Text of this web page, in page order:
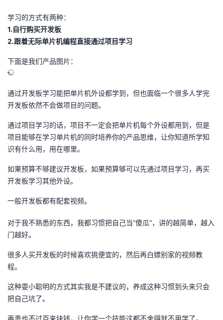
学习的方式有两种：
1.自行购买开发板
2.跟着无际单片机编程直接通过项目学习
下面是我们产品图片：
通过开发板学习能把单片机外设都学到，但也面临一个很多人学完
开发板依然不会做项目的问题。
通过项目学习的话，项目不一定会把单片机每个外设都用到，但是
项目能够在学习单片机的同时培养你的产品思维，让你知道所学知
识有什么用，用在哪里。
如果预算不够建议开发板，如果预算够可以先通过项目学习，再买
开发板学习其他外设。
一般开发板都有配套视频。
对于我不熟悉的东西，我都习惯把自己当”傻瓜“，讲的越简单，越入
门越好。
很多人买开发板的时候喜欢挑便宜的，然后再白嫖别家的视频教
程。
这种耍小聪明的方式其实我是不建议的，养成这种习惯到头来只会
把自己坑了。
再贵也不过百来块钱，让你学一个技能这都不舍得就不用学了。